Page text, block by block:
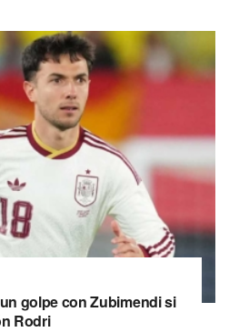
golpe con Zubimendi si
Rodri